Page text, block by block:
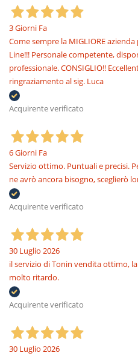
3 Giorni Fa
Come sempre la MIGLIORE
Line!!! Personale competente,
professionale. CONSIGLIO!!
ringraziamento al sig. Luca
Acquirente verificato
6 Giorni Fa
Servizio ottimo. Puntuali e precisi.
ne avrò ancora bisogno, sceglierò
Acquirente verificato
30 Luglio 2026
il servizio di Tonin vendita ottimo,
molto ritardo.
Acquirente verificato
30 Luglio 2026